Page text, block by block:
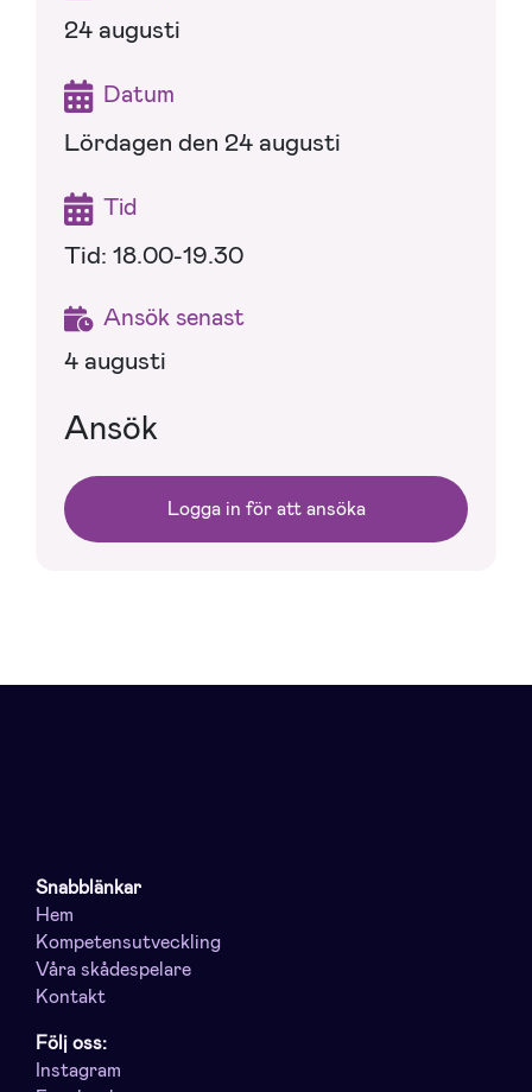
24 augusti
Datum
Lördagen den 24 augusti
Tid
Tid: 18.00-19.30
Ansök senast
4 augusti
Ansök
Logga in för att ansöka
Snabblänkar
Hem
Kompetensutveckling
Våra skådespelare
Kontakt
Följ oss:
Instagram